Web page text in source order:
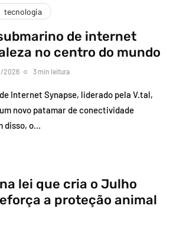
tecnologia
de internet
no centro do mundo
2026 3 min leitura
Internet Synapse, liderado pela V.tal,
novo patamar de conectividade
disso, o…
lei que cria o Julho
a proteção animal